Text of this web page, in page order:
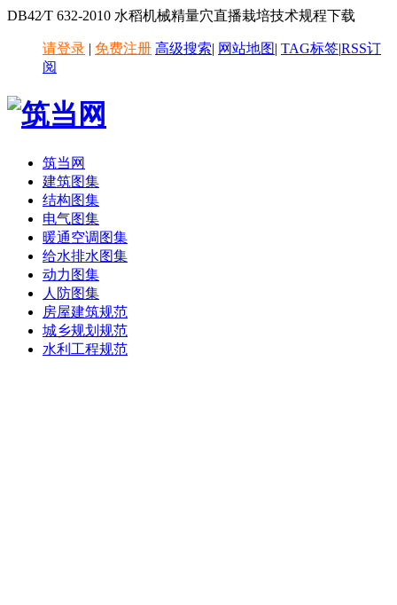
DB42∕T 632-2010 水稻机械精量穴直播栽培技术规程下载
请登录 | 免费注册 高级搜索| 网站地图| TAG标签|RSS订
阅
筑当网
建筑图集
结构图集
电气图集
暖通空调图集
给水排水图集
动力图集
人防图集
房屋建筑规范
城乡规划规范
水利工程规范